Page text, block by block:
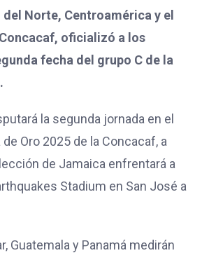
Norte, Centroamérica y el
oficializó a los
fecha del grupo C de la
la segunda jornada en el
Oro 2025 de la Concacaf, a
de Jamaica enfrentará a
Stadium en San José a
Guatemala y Panamá medirán